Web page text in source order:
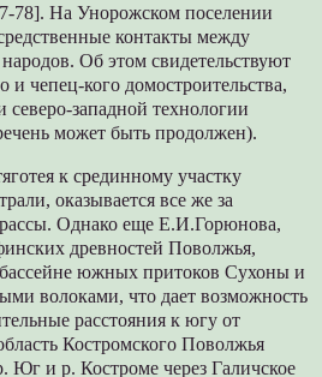
78]. На Унорожском поселении
контакты между
Об этом свидетельствуют
чепец-кого домостроительства,
северо-западной технологии
может быть продолжен).
к срединному участку
оказывается все же за
Однако еще Е.И.Горюнова,
древностей Поволжья,
бассейне южных притоков Сухоны и
волоками, что дает возможность
расстояния к югу от
Костромского Поволжья
Юг и р. Костроме через Галичское